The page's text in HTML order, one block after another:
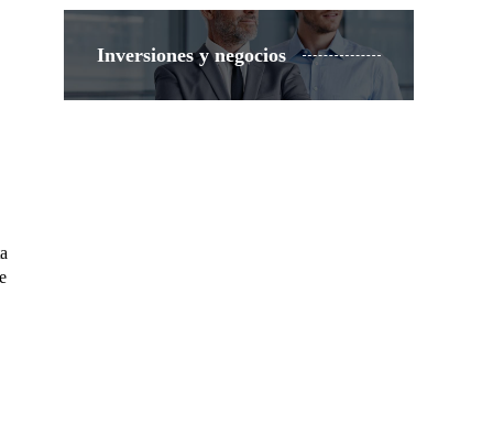
Inversiones y negocios